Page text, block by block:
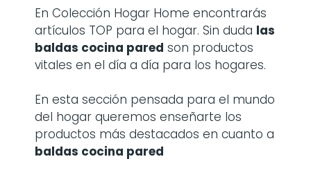
En Colección Hogar Home encontrarás
artículos TOP para el hogar. Sin duda las
baldas cocina pared son productos
vitales en el día a día para los hogares.
En esta sección pensada para el mundo
del hogar queremos enseñarte los
productos más destacados en cuanto a
baldas cocina pared